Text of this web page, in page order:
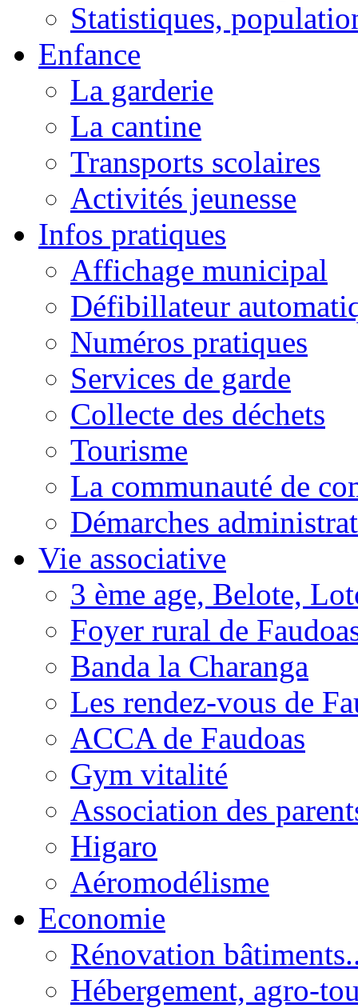
Statistiques,
Enfance
La garderie
La cantine
Transports scolaires
Activités jeunesse
Infos pratiques
Affichage municipal
Défibillateur
Numéros pratiques
Services de garde
Collecte des déchets
Tourisme
La communauté de
Démarches
Vie associative
3 ème age, Belote,
Foyer rural de
Banda la Charanga
Les rendez-vous de
ACCA de Faudoas
Gym vitalité
Association des
Higaro
Aéromodélisme
Economie
Rénovation
Hébergement, agro-